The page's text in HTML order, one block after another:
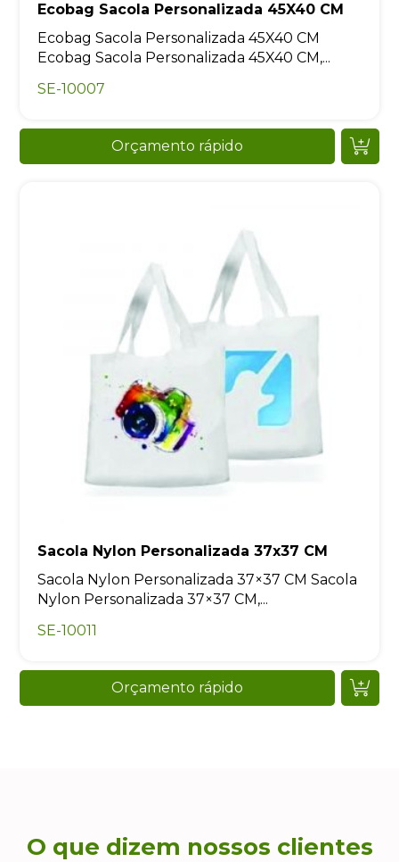
Ecobag Sacola Personalizada 45X40 CM
Ecobag Sacola Personalizada 45X40 CM
Ecobag Sacola Personalizada 45X40 CM,...
SE-10007
Orçamento rápido
Sacola Nylon Personalizada 37x37 CM
Sacola Nylon Personalizada 37×37 CM Sacola
Nylon Personalizada 37×37 CM,...
SE-10011
Orçamento rápido
O que dizem nossos clientes